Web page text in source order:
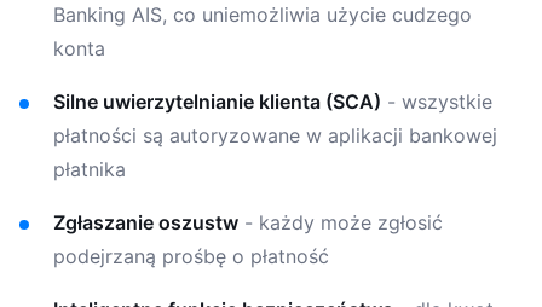
Banking AIS, co uniemożliwia użycie cudzego
konta
Silne uwierzytelnianie klienta (SCA) - wszystkie
płatności są autoryzowane w aplikacji bankowej
płatnika
Zgłaszanie oszustw - każdy może zgłosić
podejrzaną prośbę o płatność